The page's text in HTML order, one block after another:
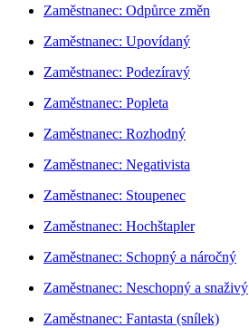
Zaměstnanec: Odpůrce změn
Zaměstnanec: Upovídaný
Zaměstnanec: Podezíravý
Zaměstnanec: Popleta
Zaměstnanec: Rozhodný
Zaměstnanec: Negativista
Zaměstnanec: Stoupenec
Zaměstnanec: Hochštapler
Zaměstnanec: Schopný a náročný
Zaměstnanec: Neschopný a snaživý
Zaměstnanec: Fantasta (snílek)